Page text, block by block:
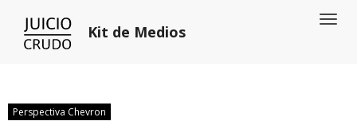
Kit de Medios
Perspectiva Chevron